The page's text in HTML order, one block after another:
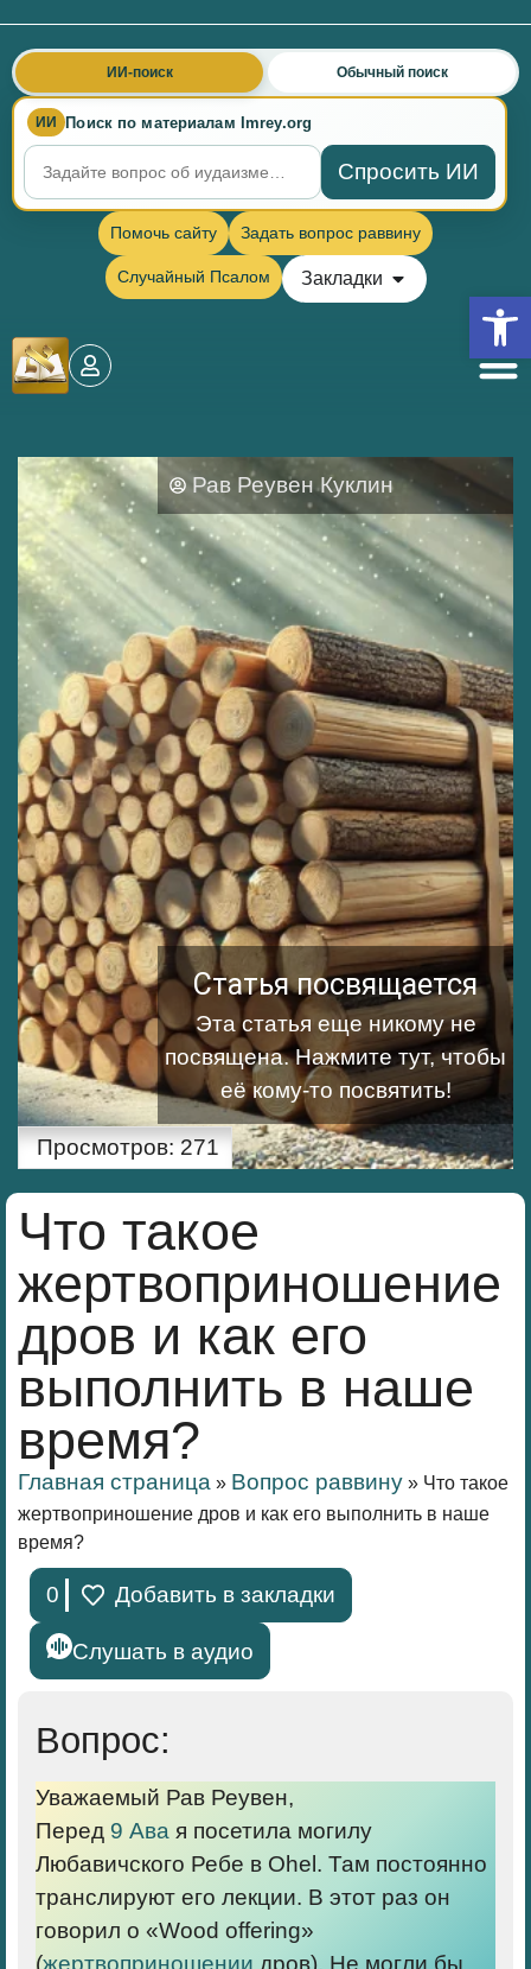
ИИ Поиск по материалам Imrey.org
Спросить ИИ
ИИ-поиск Обычный поиск
Помочь сайту Задать вопрос раввину
Случайный Псалом Закладки
Рав Реувен Куклин
Статья посвящается
Эта статья еще никому не
посвящена.Нажмите тут, чтобы
её кому-то посвятить!
Просмотров: 271
Что такое
жертвоприношение
дров и как его
выполнить в наше
время?
Главная страница » Вопрос раввину » Что такое
жертвоприношение дров и как его выполнить в наше
время?
0 Добавить в закладки
Слушать в аудио
Вопрос:
Уважаемый Рав Реувен,
Перед 9 Ава я посетила могилу
Любавичского Ребе в Ohel. Там постоянно
транслируют его лекции. В этот раз он
говорил о «Wood offering»
(жертвоприношении дров). Не могли бы